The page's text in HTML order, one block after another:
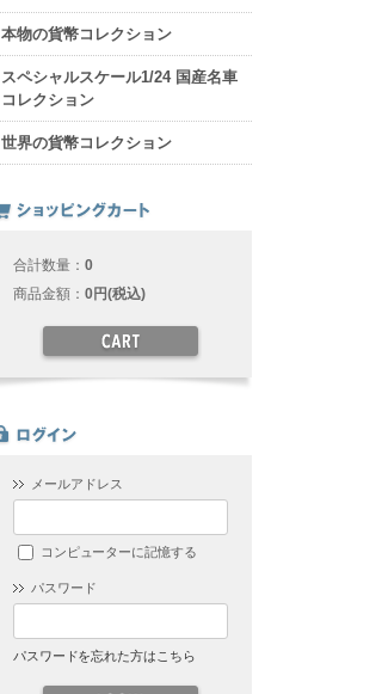
本物の貨幣コレクション
スペシャルスケール1/24 国産名車
コレクション
世界の貨幣コレクション
合計数量： 0
商品金額： 0円(税込)
メールアドレス
コンピューターに記憶する
パスワード
パスワードを忘れた方はこちら